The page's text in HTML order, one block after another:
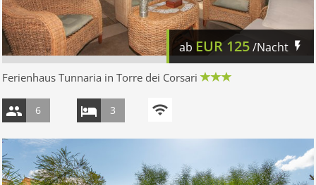
ab EUR125/Nacht
Ferienhaus Tunnaria in Torre dei Corsari
6 3